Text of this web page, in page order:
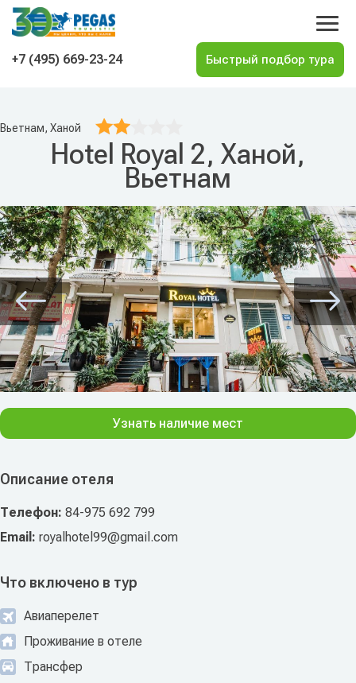
На главную
+7 (495) 669-23-24
Вьетнам, Ханой
Hotel Royal 2, Ханой,
Вьетнам
Описание отеля
Телефон: 84-975 692 799
Email: royalhotel99@gmail.com
Что включено в тур
Авиаперелет
Проживание в отеле
Трансфер
Узнать наличие мест